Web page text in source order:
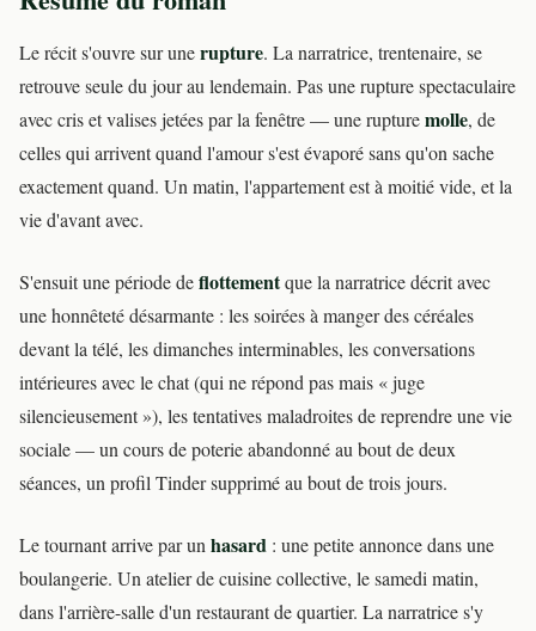
Le récit s'ouvre sur unerupture. La narratrice, trentenaire, se
retrouve seule du jour au lendemain. Pas une rupture spectaculaire
avec cris et valises jetées par la fenêtre — une rupturemolle, de
celles qui arrivent quand l'amour s'est évaporé sans qu'on sache
exactement quand. Un matin, l'appartement est à moitié vide, et la
vie d'avant avec.
S'ensuit une période deflottementque la narratrice décrit avec
une honnêteté désarmante : les soirées à manger des céréales
devant la télé, les dimanches interminables, les conversations
intérieures avec le chat (qui ne répond pas mais « juge
silencieusement »), les tentatives maladroites de reprendre une vie
sociale — un cours de poterie abandonné au bout de deux
séances, un profil Tinder supprimé au bout de trois jours.
Le tournant arrive par unhasard : une petite annonce dans une
boulangerie. Un atelier de cuisine collective, le samedi matin,
dans l'arrière-salle d'un restaurant de quartier. La narratrice s'y